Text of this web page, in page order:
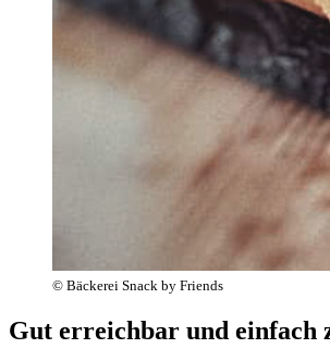
© Bäckerei Snack by Friends
Gut erreichbar und einfach